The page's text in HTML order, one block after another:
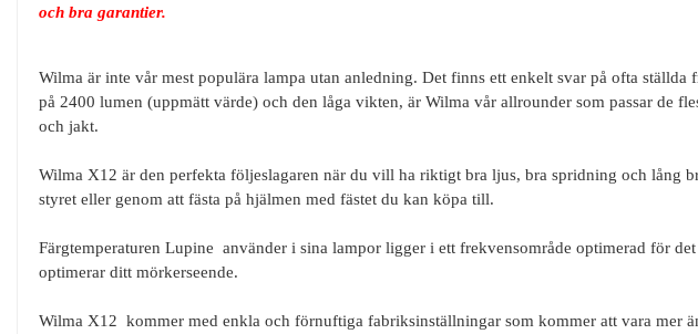
och bra garantier.
Wilma är inte vår mest populära lampa utan anledning. Det finns ett enkelt svar på ofta
på 2400 lumen (uppmätt värde) och den låga vikten, är Wilma vår allrounder som passar de
och jakt.
Wilma X12 är den perfekta följeslagaren när du vill ha riktigt bra ljus, bra spridning och lång
styret eller genom att fästa på hjälmen med fästet du kan köpa till.
Färgtemperaturen Lupine använder i sina lampor ligger i ett frekvensområde optimerad för
optimerar ditt mörkerseende.
Wilma X12 kommer med enkla och förnuftiga fabriksinställningar som kommer att vara mer